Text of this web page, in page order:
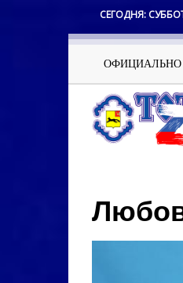
СЕГОДНЯ:
ОФИЦИАЛЬНО